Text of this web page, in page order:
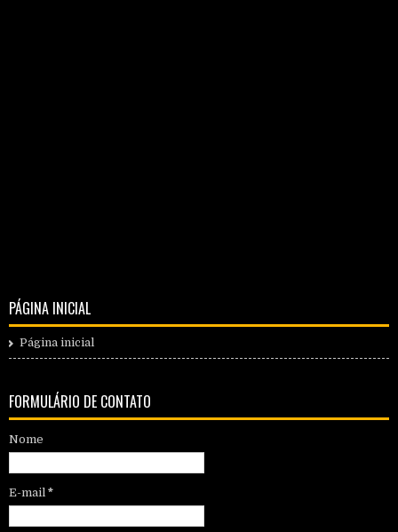
PÁGINA INICIAL
Página inicial
FORMULÁRIO DE CONTATO
Nome
E-mail *